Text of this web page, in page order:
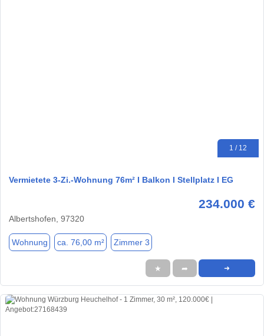
1 / 12
Vermietete 3-Zi.-Wohnung 76m² I Balkon I Stellplatz I EG
234.000 €
Albertshofen, 97320
Wohnung ca. 76,00 m² Zimmer 3
★ ➦ ➜